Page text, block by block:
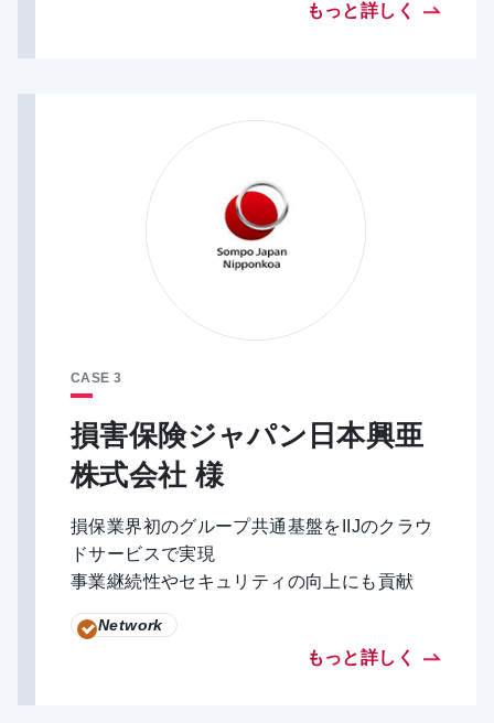
もっと詳しく
CASE 3
損害保険ジャパン日本興亜
株式会社 様
損保業界初のグループ共通基盤をIIJのクラウ
ドサービスで実現
事業継続性やセキュリティの向上にも貢献
Network
もっと詳しく